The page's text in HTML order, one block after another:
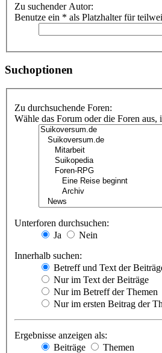
Zu suchender Autor:
Benutze ein * als Platzhalter für
Suchoptionen
Zu durchsuchende Foren:
Wähle das Forum oder die Foren
Unterforen durchsuchen:
Ja
Nein
Innerhalb suchen:
Betreff und Text der
Nur im Text der Beiträge
Nur im Betreff der Themen
Nur im ersten Beitrag der
Ergebnisse anzeigen als:
Beiträge
Themen